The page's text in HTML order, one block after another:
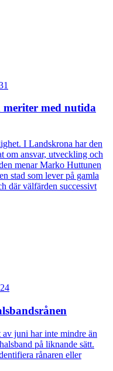
meriter med nutida
I Landskrona har den
om ansvar, utveckling och
menar Marko Huttunen
stad som lever på gamla
där välfärden successivt
juni har inte mindre än
på liknande sätt.
rånaren eller